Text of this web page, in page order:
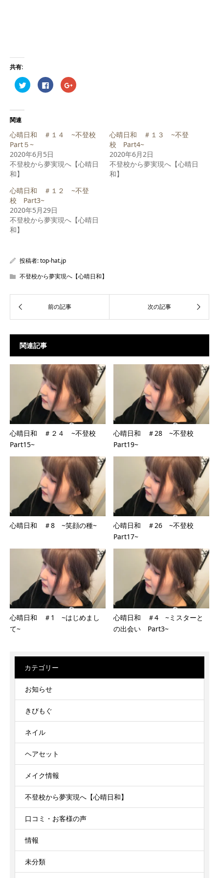
共有:
ク
リ
共
有
(新
し
い
ウ
ィ
で
開
き
ま
す)
Facebook
で
リ
し
て
く
(新
し
ウ
ィ
ン
ド
す)
ク
リ
共
有
ウ
ィ
で
開
関連
心晴日和 ＃１４ ~不登校
Part５~
2020年6月5日
不登校から夢実現へ【心晴日
和】
心晴日和 ＃１３ ~不登
校 Part4~
2020年6月2日
不登校から夢実現へ【心晴日
和】
心晴日和 ＃１２ ~不登
校 Part3~
2020年5月29日
不登校から夢実現へ【心晴日
和】
投稿者:top-hat.jp
不登校から夢実現へ【心晴日和】
関連記事
心晴日和 ＃２４ ~不登校
Part15~
心晴日和 ＃28 ~不登校
Part19~
心晴日和 ＃8 ~笑顔の種~
心晴日和 ＃26 ~不登校
Part17~
心晴日和 ＃1 ~はじめまし
て~
心晴日和 ＃4 ~ミスターと
の出会い Part3~
カテゴリー
お知らせ
きびもぐ
ネイル
ヘアセット
メイク情報
不登校から夢実現へ【心晴日和】
口コミ・お客様の声
情報
未分類